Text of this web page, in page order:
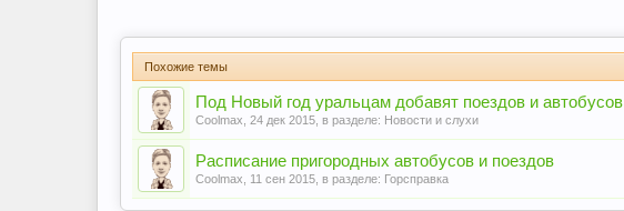
Похожие темы
Под Новый год уральцам добавят поездов и автобусов
Coolmax 24 дек 2015 , в разделе: Новости и слухи
Расписание пригородных автобусов и поездов
Coolmax 11 сен 2015 , в разделе: Горсправка